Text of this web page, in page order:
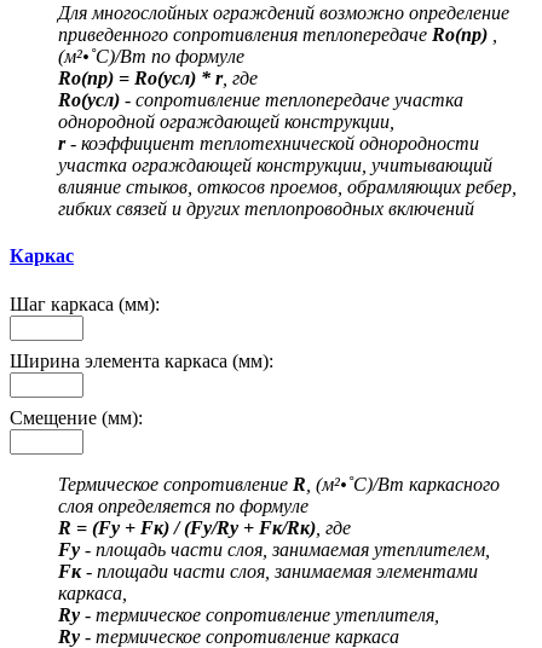
Для многослойных ограждений возможно определение
приведенного сопротивления теплопередаче Ro(пр)
(м²•˚С)/Вт по формуле
Ro(пр) = Ro(усл) * r, где
Ro(усл) - сопротивление теплопередаче участка
однородной ограждающей конструкции,
r- коэффициент теплотехнической однородности
участка ограждающей конструкции, учитывающий
влияние стыков, откосов проемов, обрамляющих ребер,
гибких связей и других теплопроводных включений
Каркас
Шаг каркаса (мм):
Ширина элемента каркаса (мм):
Смещение (мм):
Термическое сопротивление R , (м²•˚С)/Вт каркасного
слоя определяется по формуле
R = (Fу + Fк) / (Fу/Rу + Fк/Rк) , где
Fу - площадь части слоя, занимаемая утеплителем,
Fк- площади части слоя, занимаемая элементами
каркаса,
Rу - термическое сопротивление утеплителя,
Rу - термическое сопротивление каркаса